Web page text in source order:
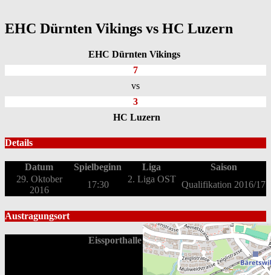
EHC Dürnten Vikings vs HC Luzern
EHC Dürnten Vikings
7
vs
3
HC Luzern
Details
Datum Spielbeginn Liga
Saison
29. Oktober
2016
17:30
2. Liga OST
Qualifikation 2016/17
Austragungsort
Eissporthalle Bäretswil